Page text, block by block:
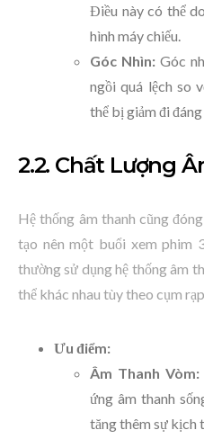
Điều này có thể
hình máy chiếu.
Góc Nhìn:Góc
ngồi quá lệch so
thể bị giảm đi đáng
2.2. Chất Lượng
Hệ thống âm thanh cũng
tạo nên một buổi xem phim
thường sử dụng hệ thống âm
thể khác nhau tùy theo cụm
Ưu điểm:
Âm Thanh Vòm:
ứng âm thanh
tăng thêm sự kịch